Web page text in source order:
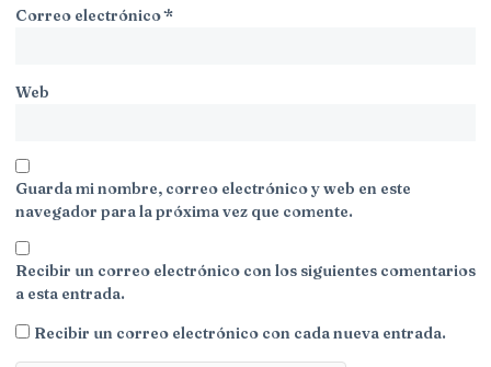
Correo electrónico*
Web
Guarda mi nombre, correo electrónico y web en este
navegador para la próxima vez que comente.
Recibir un correo electrónico con los siguientes comentarios
a esta entrada.
Recibir un correo electrónico con cada nueva entrada.